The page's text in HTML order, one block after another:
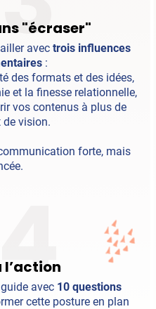
"écraser"
avec trois influences
:
des formats et des idées,
et la finesse relationnelle,
vos contenus à plus de
de vision.
forte, mais
l’action
avec 10 questions
cette posture en plan